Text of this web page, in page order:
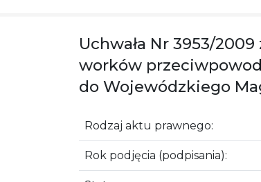
Uchwała Nr 3953/
worków
do Wojewódzkiego
Rodzaj aktu prawnego:
Rok podjęcia (podpisania):